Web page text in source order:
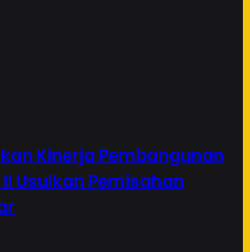
Kinerja Pembangunan
Usulkan Pemisahan